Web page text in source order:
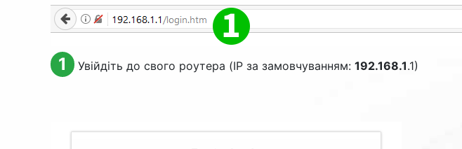
1 Увійдіть до свого роутера (IP за замовчуванням: 192.168.1.1)